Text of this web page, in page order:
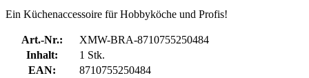
Ein Küchenaccessoire für Hobbyköche und Profis!
Art.-Nr.:
XMW-BRA-8710755250484
Inhalt:
1 Stk.
EAN:
8710755250484